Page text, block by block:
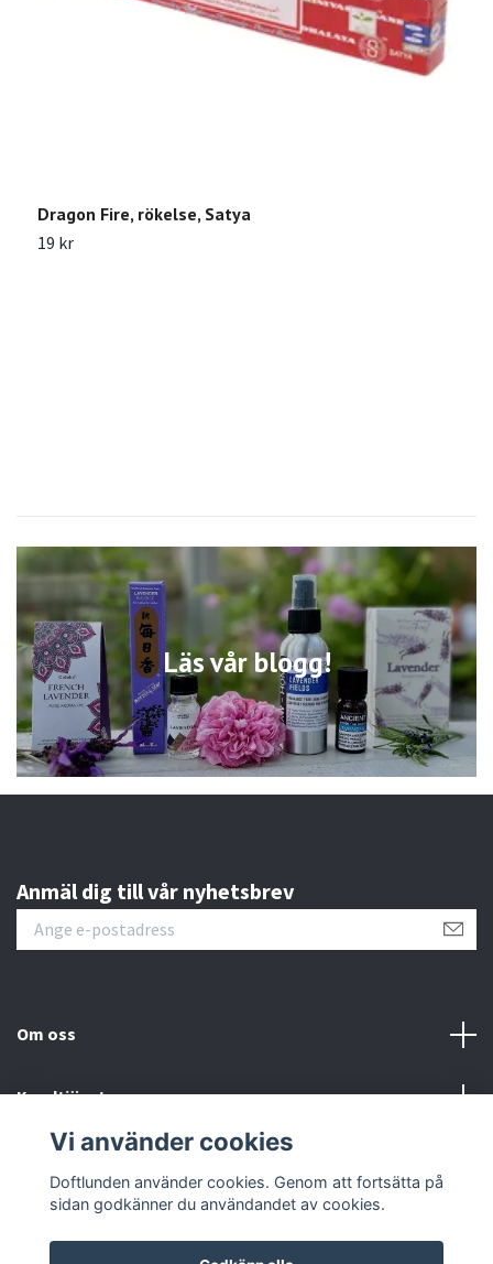
Läs vår blogg!
Dragon Fire, rökelse, Satya
19 kr
Anmäl dig till vår nyhetsbrev
Om oss
Kundtjänst
Vi använder cookies
Doftlunden använder cookies. Genom att fortsätta på
sidan godkänner du användandet av cookies.